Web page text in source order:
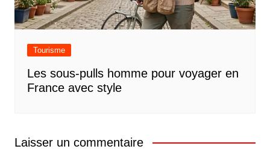
Tourisme
Les sous-pulls homme pour voyager en
France avec style
Laisser un commentaire